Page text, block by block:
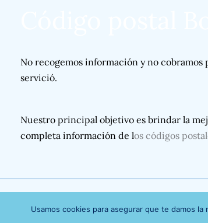
No recogemos información y no cobramos
servició.
Nuestro principal objetivo es brindar la
completa información de los códigos
Usamos cookies para asegurar que te damos